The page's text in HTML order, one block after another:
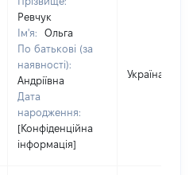
Ревчук
Ім'я:
Ольга
По батькові (за
наявності):
Андріївна
Дата
народження:
[Конфіденційна
інформація]
Україна